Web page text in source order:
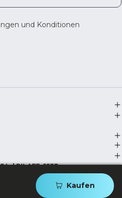
Kaufen
und Konditionen
| RII-AEE: 5537